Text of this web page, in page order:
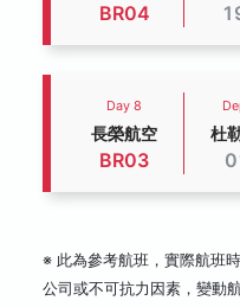
BR04
Day 8
長榮航空
BR03
杜
※ 此為參考航班，實際航班
公司或不可抗力因素，變動